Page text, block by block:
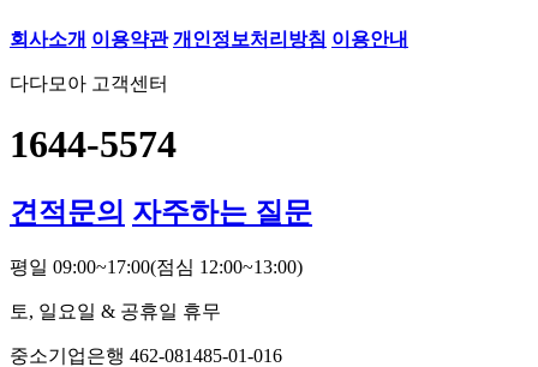
회사소개 이용약관 개인정보처리방침 이용안내
다다모아 고객센터
1644-5574
견적문의 자주하는 질문
평일 09:00~17:00(점심 12:00~13:00)
토, 일요일 & 공휴일 휴무
중소기업은행 462-081485-01-016